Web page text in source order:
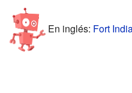
En inglés: Fort